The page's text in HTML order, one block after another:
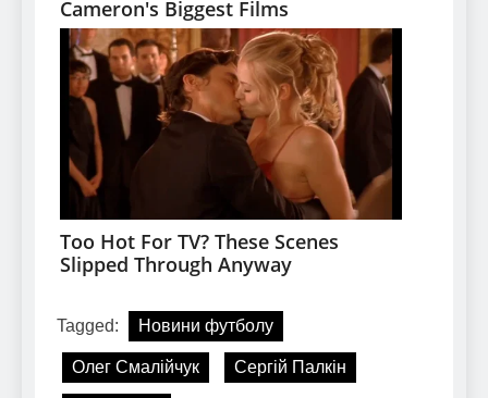
Tagged: Новини футболу
Олег Смалійчук Сергій Палкін